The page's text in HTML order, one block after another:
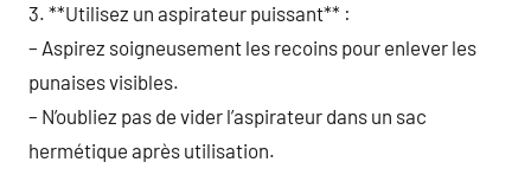
3. **Utilisez un aspirateur puissant** :
– Aspirez soigneusement les recoins pour enlever les
punaises visibles.
– N’oubliez pas de vider l’aspirateur dans un sac
hermétique après utilisation.